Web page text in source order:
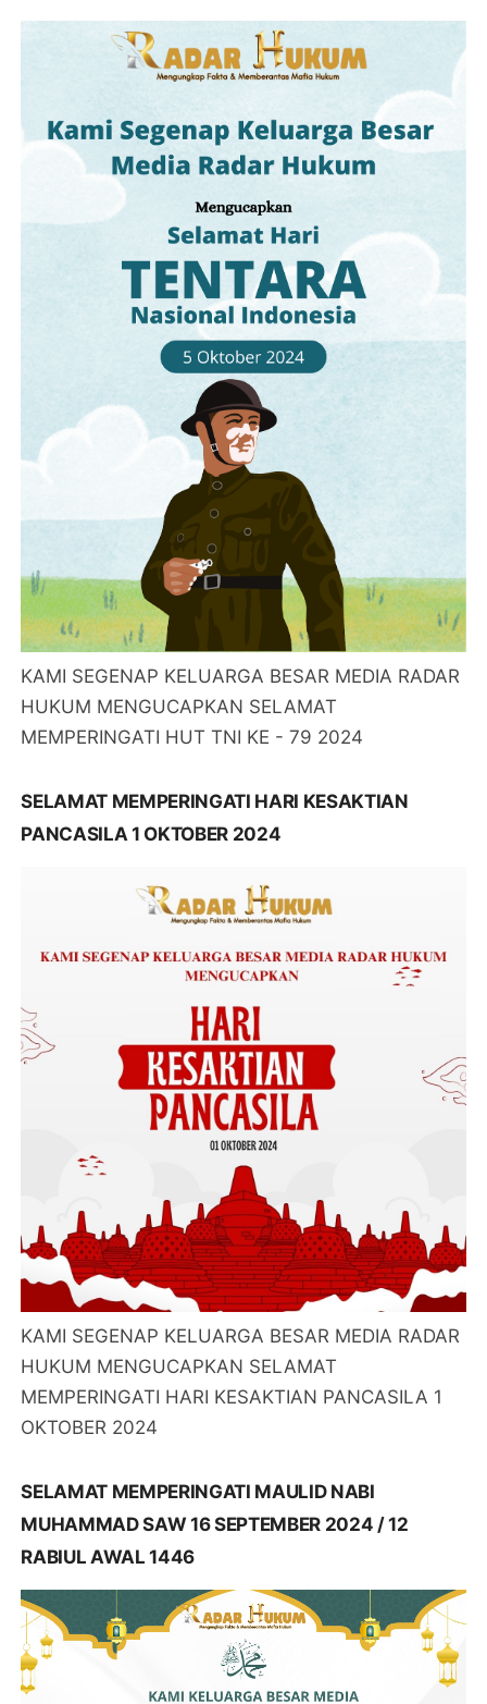
KAMI SEGENAP KELUARGA BESAR MEDIA RADAR
HUKUM MENGUCAPKAN SELAMAT
MEMPERINGATI HUT TNI KE - 79 2024
SELAMAT MEMPERINGATI HARI KESAKTIAN
PANCASILA 1 OKTOBER 2024
KAMI SEGENAP KELUARGA BESAR MEDIA RADAR
HUKUM MENGUCAPKAN SELAMAT
MEMPERINGATI HARI KESAKTIAN PANCASILA 1
OKTOBER 2024
SELAMAT MEMPERINGATI MAULID NABI
MUHAMMAD SAW 16 SEPTEMBER 2024 / 12
RABIUL AWAL 1446